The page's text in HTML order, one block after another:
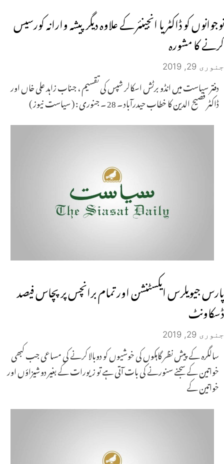
نوجوانوں کو ڈاکٹر یا انجینئر کے علاوہ دیگر پیشہ وارانہ کورسیس
کرنے کا مشورہ
جنوری 29, 2019
دفتر سیاست میں انڈو برٹش اسکالر شپس کی تقسیم ، جناب زاہد علی خاں اور
ڈاکٹر فصیح الدین کا خطاب حیدرآباد ۔ 28 ۔ جنوری : ( سیاست نیوز )
پارس جیویلرس ایکسٹنشن اور تمام برانچس پر پچاس فیصد
ڈسکاونٹ
جنوری 29, 2019
سالگرہ کے پیش نظر گاہکوں کی خوشیوں کو دوبالا کرنے کی مساعی جب کبھی
خواتین کے سجنے سنورنے کی بات آتی ہے تو زیورات کے بغیر دوشیزاؤں اور
خواتین کے